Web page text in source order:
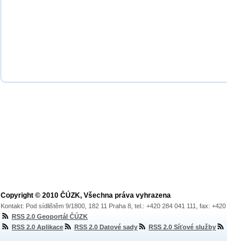
Copyright © 2010 ČÚZK, Všechna práva vyhrazena
Kontakt: Pod sídlištěm 9/1800, 182 11 Praha 8, tel.: +420 284 041 111, fax: +420
RSS 2.0 Geoportál ČÚZK
RSS 2.0 Aplikace
RSS 2.0 Datové sady RSS 2.0 Síťové služby